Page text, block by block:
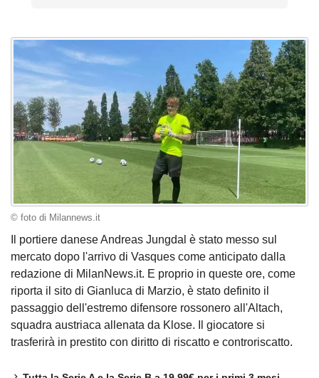
© foto di Milannews.it
Il portiere danese Andreas Jungdal è stato messo sul
mercato dopo l'arrivo di Vasques come anticipato dalla
redazione di MilanNews.it. E proprio in queste ore, come
riporta il sito di Gianluca di Marzio, è stato definito il
passaggio dell'estremo difensore rossonero all'Altach,
squadra austriaca allenata da Klose. Il giocatore si
trasferirà in prestito con diritto di riscatto e controriscatto.